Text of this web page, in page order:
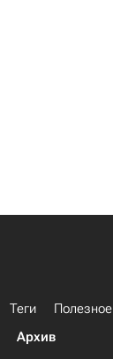
Теги
Полезное
Архив